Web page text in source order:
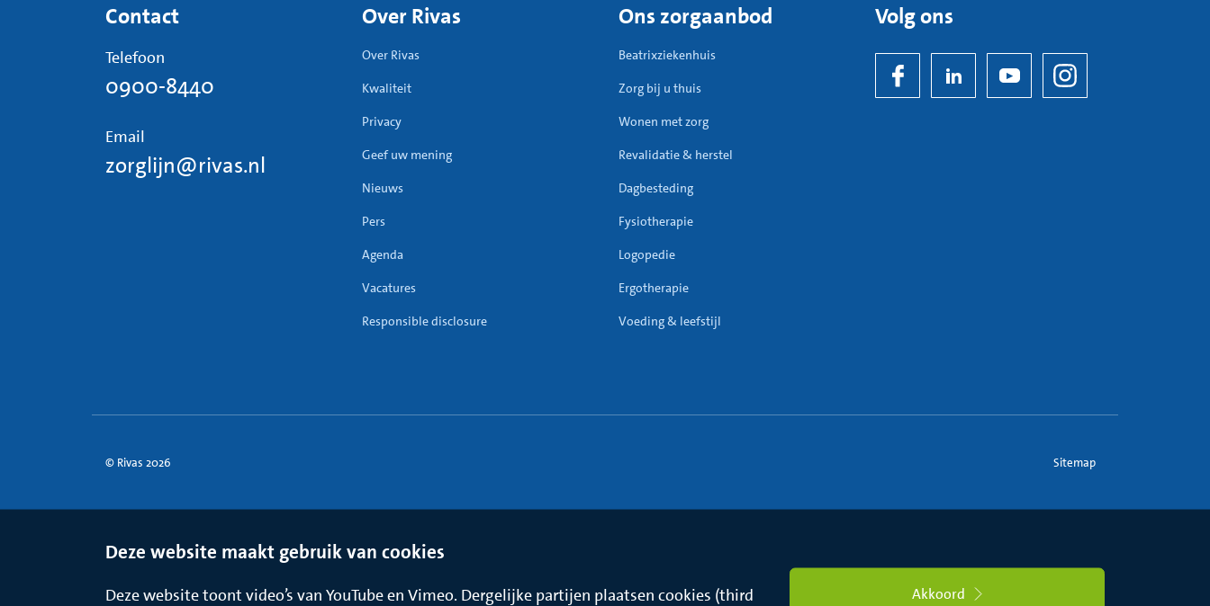
Contact
Telefoon
0900-8440
Email
zorglijn@rivas.nl
Over Rivas
Over Rivas
Kwaliteit
Privacy
Geef uw mening
Nieuws
Pers
Agenda
Vacatures
Responsible disclosure
Ons zorgaanbod
Beatrixziekenhuis
Zorg bij u thuis
Wonen met zorg
Revalidatie & herstel
Dagbesteding
Fysiotherapie
Logopedie
Ergotherapie
Voeding & leefstijl
Volg ons
© Rivas 2026 Sitemap
Deze website maakt gebruik van cookies
Deze website toont video’s van YouTube en Vimeo. Dergelijke partijen plaatsen cookies (third Akkoord